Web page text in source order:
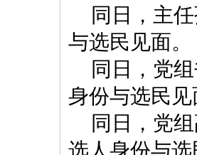
同日，主
与选民见面。
同日，党
身份与选民
同日，党
选人身份与